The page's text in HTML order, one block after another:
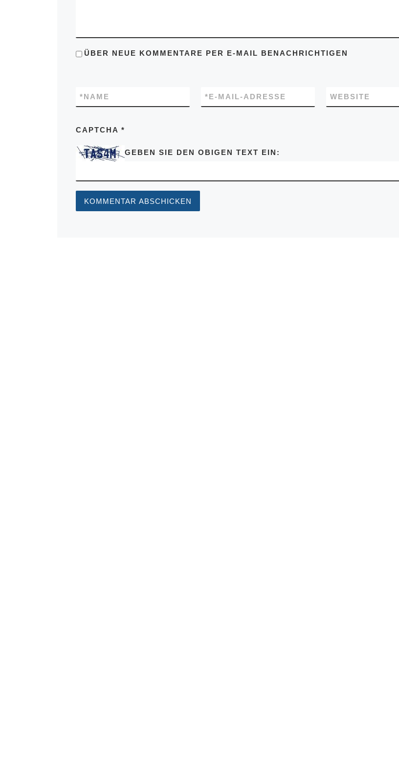
ÜBER NEUE KOMMENTARE PER E-MAIL BENACHRICHTIGEN
NAME
* E-MAIL-ADRESSE
* WEBSITE
CAPTCHA *
GEBEN SIE DEN OBIGEN TEXT EIN: